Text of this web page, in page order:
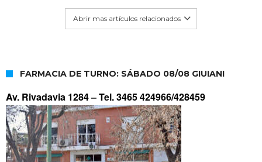
Abrir mas artículos relacionados
FARMACIA DE TURNO: SÁBADO 08/08 GIUIANI
Av. Rivadavia 1284 –Tel. 3465 424966/428459